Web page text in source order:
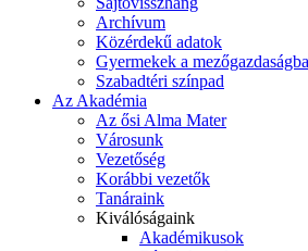
Archívum
Közérdekű adatok
Gyermekek a
Szabadtéri színpad
Az Akadémia
Az ősi Alma Mater
Városunk
Vezetőség
Korábbi vezetők
Tanáraink
Kiválóságaink
Akadémikusok